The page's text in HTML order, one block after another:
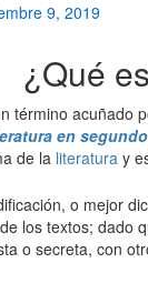
9, 2019
¿Qué
término acuñado
en
de la literatura y
o mejor
los textos; dado
o secreta, con